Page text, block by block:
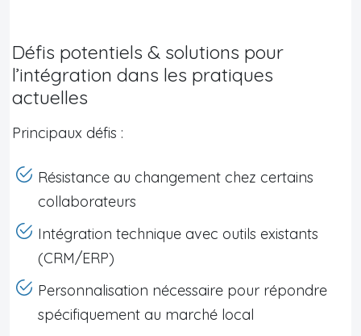
Défis potentiels & solutions pour
l’intégration dans les pratiques
actuelles
Principaux défis :
Résistance au changement chez certains
collaborateurs
Intégration technique avec outils existants
(CRM/ERP)
Personnalisation nécessaire pour répondre
spécifiquement au marché local